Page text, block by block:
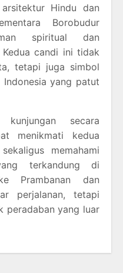
Hindu dan
Borobudur
spiritual dan
candi ini tidak
tetapi juga simbol
Indonesia yang patut
kunjungan secara
menikmati kedua
memahami
terkandung di
Prambanan dan
perjalanan, tetapi
peradaban yang luar